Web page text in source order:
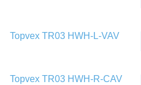
Topvex TR03 HWH-L-VAV
Topvex TR03 HWH-R-CAV